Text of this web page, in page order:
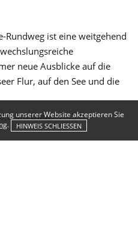
Rundweg ist eine weitgehend
neue Ausblicke auf die
Flur, auf den See und die
km Dauer:1:45 h
unserer Website akzeptieren Sie
. HINWEIS SCHLIESSEN